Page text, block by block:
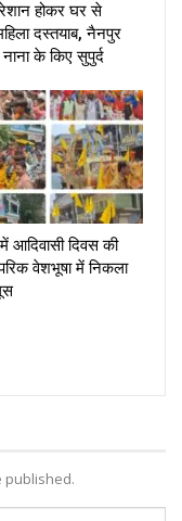
होकर घर से
दस्तयाब, नैनपुर
के किए सुपुर्द
आदिवासी दिवस की
वेशभूषा में निकला
published.